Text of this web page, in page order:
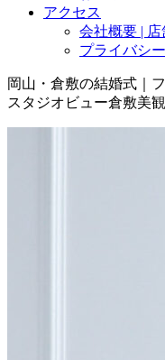
アクセス
会社概要 | 店
プライバシ
岡山・倉敷の結婚式｜
スタジオビュー倉敷美